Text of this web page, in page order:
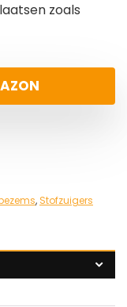
zoals
, Stofzuigers